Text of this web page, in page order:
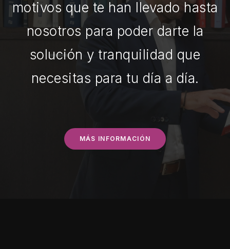
motivos que te han llevado hasta
nosotros para poder darte la
solución y tranquilidad que
necesitas para tu día a día.
MÁS INFORMACIÓN